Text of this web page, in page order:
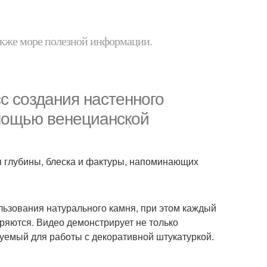
море полезной информации.
создания настенного
венецианской
глубины, блеска и фактуры, напоминающих
натурального камня, при этом каждый
Видео демонстрирует не только
для работы с декоративной штукатуркой.